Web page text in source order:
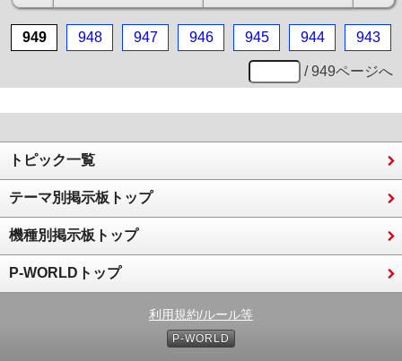
949 948 947 946 945 944 943
/ 949ページへ
トピック一覧
テーマ別掲示板トップ
機種別掲示板トップ
P-WORLDトップ
利用規約/ルール等
P-WORLD